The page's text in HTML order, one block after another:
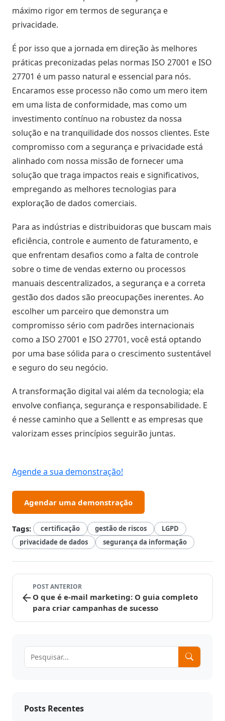
máximo rigor em termos de segurança e
privacidade.
É por isso que a jornada em direção às melhores
práticas preconizadas pelas normas ISO 27001 e ISO
27701 é um passo natural e essencial para nós.
Encaramos esse processo não como um mero item
em uma lista de conformidade, mas como um
investimento contínuo na robustez da nossa
solução e na tranquilidade dos nossos clientes. Este
compromisso com a segurança e privacidade está
alinhado com nossa missão de fornecer uma
solução que traga impactos reais e significativos,
empregando as melhores tecnologias para
exploração de dados comerciais.
Para as indústrias e distribuidoras que buscam mais
eficiência, controle e aumento de faturamento, e
que enfrentam desafios como a falta de controle
sobre o time de vendas externo ou processos
manuais descentralizados, a segurança e a correta
gestão dos dados são preocupações inerentes. Ao
escolher um parceiro que demonstra um
compromisso sério com padrões internacionais
como a ISO 27001 e ISO 27701, você está optando
por uma base sólida para o crescimento sustentável
e seguro do seu negócio.
A transformação digital vai além da tecnologia; ela
envolve confiança, segurança e responsabilidade. E
é nesse caminho que a Sellentt e as empresas que
valorizam esses princípios seguirão juntas.
Agende a sua demonstração!
Agendar uma demonstração
Tags: certificação gestão de riscos
LGPD
privacidade de dados
segurança da informação
arrow_back
POST ANTERIOR
O que é e-mail marketing: O guia completo
para criar campanhas de sucesso
Posts Recentes